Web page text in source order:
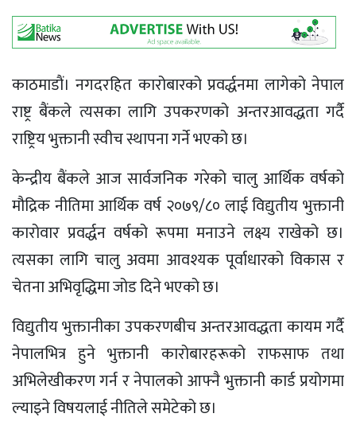
काठमाडाैं। नगदरहित कारोबारको प्रवर्द्धनमा लागेको नेपाल
राष्ट्र बैंकले त्यसका लागि उपकरणको अन्तरआवद्धता गर्दै
राष्ट्रिय भुक्तानी स्वीच स्थापना गर्ने भएको छ।
केन्द्रीय बैंकले आज सार्वजनिक गरेको चालु आर्थिक वर्षको
मौद्रिक नीतिमा आर्थिक वर्ष २०७९/८० लाई विद्युतीय भुक्तानी
कारोवार प्रवर्द्धन वर्षको रूपमा मनाउने लक्ष्य राखेको छ।
त्यसका लागि चालु अवमा आवश्यक पूर्वाधारको विकास र
चेतना अभिवृद्धिमा जोड दिने भएको छ।
विद्युतीय भुक्तानीका उपकरणबीच अन्तरआवद्धता कायम गर्दै
नेपालभित्र हुने भुक्तानी कारोबारहरूको राफसाफ तथा
अभिलेखीकरण गर्न र नेपालको आफ्नै भुक्तानी कार्ड प्रयोगमा
ल्याइने विषयलाई नीतिले समेटेको छ।